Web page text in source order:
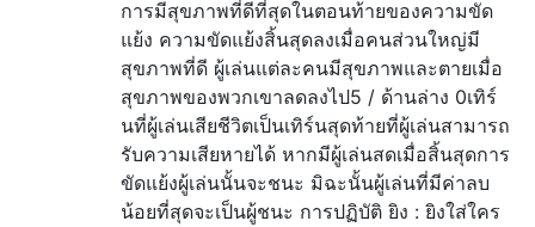
การมีสุขภาพที่ดีที่สุดในตอนท้ายของความขัด
แย้ง ความขัดแย้งสิ้นสุดลงเมื่อคนส่วนใหญ่มี
สุขภาพที่ดี ผู้เล่นแต่ละคนมีสุขภาพและตายเมื่อ
สุขภาพของพวกเขาลดลงไป5 / ด้านล่าง 0เทิร์
นที่ผู้เล่นเสียชีวิตเป็นเทิร์นสุดท้ายที่ผู้เล่นสามารถ
รับความเสียหายได้ หากมีผู้เล่นสดเมื่อสิ้นสุดการ
ขัดแย้งผู้เล่นนั้นจะชนะ มิฉะนั้นผู้เล่นที่มีค่าลบ
น้อยที่สุดจะเป็นผู้ชนะ การปฏิบัติ ยิง : ยิงใส่ใคร